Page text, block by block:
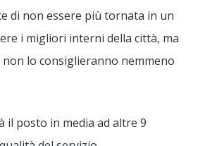
di non essere più tornata in un
i migliori interni della città, ma
lo consiglieranno nemmeno
il posto in media ad altre 9